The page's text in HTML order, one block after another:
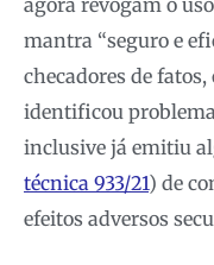
agora revogam o
mantra “seguro e
checadores de
identificou
inclusive já emitiu
técnica 933/21) de
efeitos adversos